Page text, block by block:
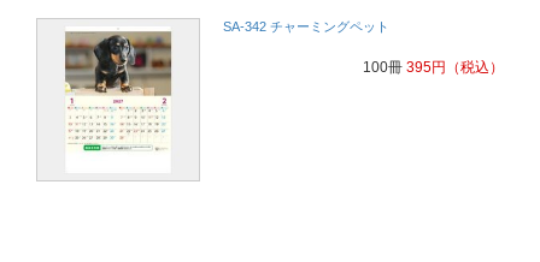
SA-342 チャーミングペット
100冊 395円 （税込）